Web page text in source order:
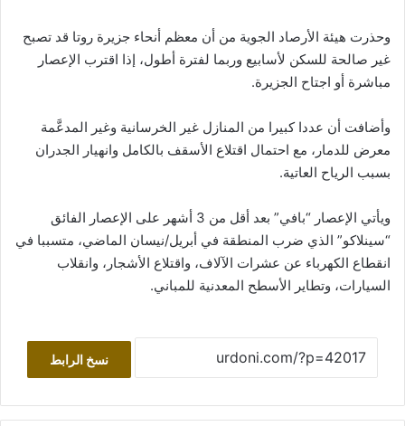
وحذرت هيئة الأرصاد الجوية من أن معظم أنحاء جزيرة روتا قد تصبح
غير صالحة للسكن لأسابيع وربما لفترة أطول، إذا اقترب الإعصار
مباشرة أو اجتاح الجزيرة.
وأضافت أن عددا كبيرا من المنازل غير الخرسانية وغير المدعَّمة
معرض للدمار، مع احتمال اقتلاع الأسقف بالكامل وانهيار الجدران
بسبب الرياح العاتية.
ويأتي الإعصار “بافي” بعد أقل من 3 أشهر على الإعصار الفائق
“سينلاكو” الذي ضرب المنطقة في أبريل/نيسان الماضي، متسببا في
انقطاع الكهرباء عن عشرات الآلاف، واقتلاع الأشجار، وانقلاب
السيارات، وتطاير الأسطح المعدنية للمباني.
نسخ الرابط